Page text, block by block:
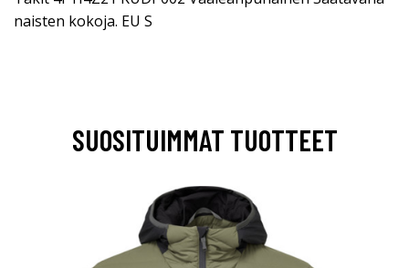
naisten kokoja. EU S
SUOSITUIMMAT TUOTTEET